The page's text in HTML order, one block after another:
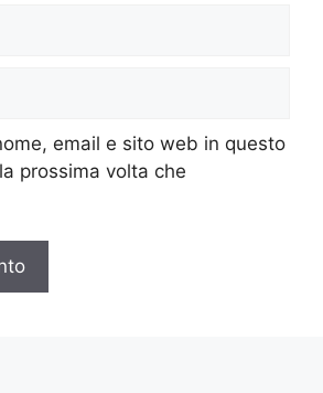
email e sito web in questo
prossima volta che